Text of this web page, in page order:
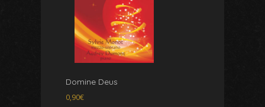
Domine Deus
0,90€